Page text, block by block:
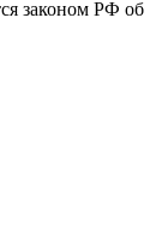
законом РФ об